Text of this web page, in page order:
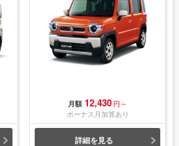
月額 12,430 円～
ボーナス月加算あり
詳細を見る